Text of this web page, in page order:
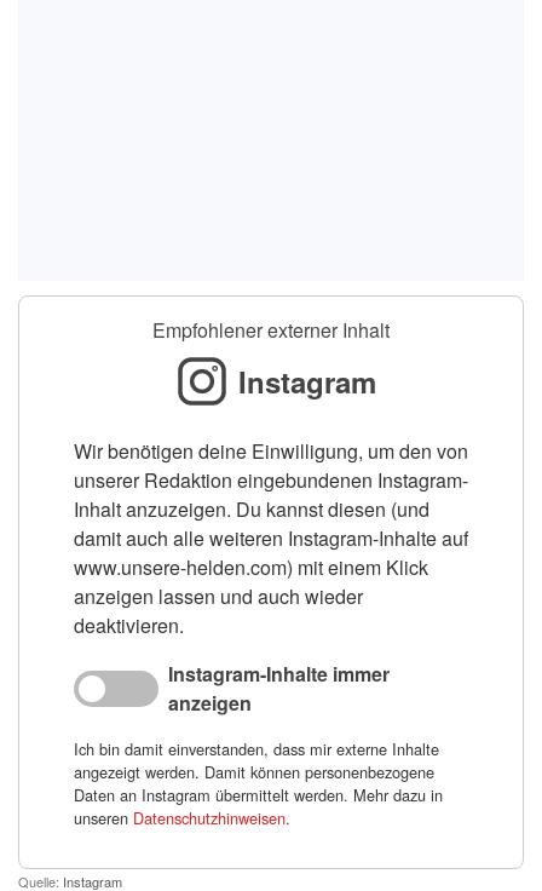
Empfohlener externer Inhalt
Instagram
Wir benötigen deine Einwilligung, um den von
unserer Redaktion eingebundenen Instagram-
Inhalt anzuzeigen. Du kannst diesen (und
damit auch alle weiteren Instagram-Inhalte auf
www.unsere-helden.com) mit einem Klick
anzeigen lassen und auch wieder
deaktivieren.
Instagram-Inhalte immer
anzeigen
Ich bin damit einverstanden, dass mir externe Inhalte
angezeigt werden. Damit können personenbezogene
Daten an Instagram übermittelt werden. Mehr dazu in
unseren Datenschutzhinweisen.
Quelle: Instagram